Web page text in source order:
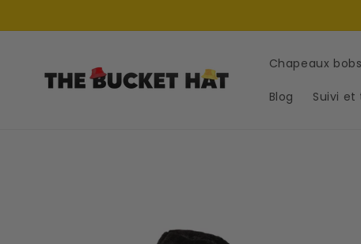
au
Chapeaux bobs
Blog Suivi